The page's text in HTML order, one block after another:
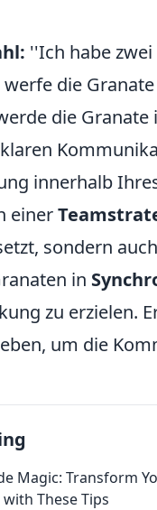
''Ich habe
die
die
innerhalb
einer
sondern
in
zu erzielen.
um die
Magic: Transform
with These Tips